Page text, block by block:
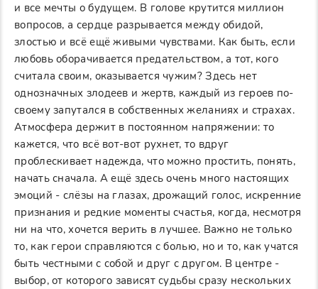
и все мечты о будущем. В голове крутится миллион
вопросов, а сердце разрывается между обидой,
злостью и всё ещё живыми чувствами. Как быть, если
любовь оборачивается предательством, а тот, кого
считала своим, оказывается чужим? Здесь нет
однозначных злодеев и жертв, каждый из героев по-
своему запутался в собственных желаниях и страхах.
Атмосфера держит в постоянном напряжении: то
кажется, что всё вот-вот рухнет, то вдруг
проблескивает надежда, что можно простить, понять,
начать сначала. А ещё здесь очень много настоящих
эмоций - слёзы на глазах, дрожащий голос, искренние
признания и редкие моменты счастья, когда, несмотря
ни на что, хочется верить в лучшее. Важно не только
то, как герои справляются с болью, но и то, как учатся
быть честными с собой и друг с другом. В центре -
выбор, от которого зависят судьбы сразу нескольких